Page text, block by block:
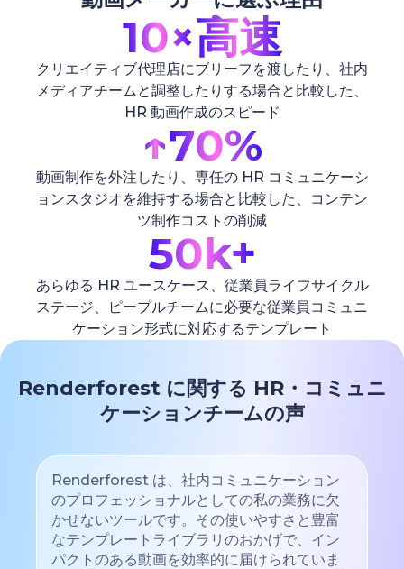
10×高速
クリエイティブ代理店にブリーフを渡したり、社内
メディアチームと調整したりする場合と比較した、
HR 動画作成のスピード
↑70%
動画制作を外注したり、専任の HR コミュニケーシ
ョンスタジオを維持する場合と比較した、コンテン
ツ制作コストの削減
50k+
あらゆる HR ユースケース、従業員ライフサイクル
ステージ、ピープルチームに必要な従業員コミュニ
ケーション形式に対応するテンプレート
Renderforest に関する HR・コミュニ
ケーションチームの声
Renderforest は、社内コミュニケーション
のプロフェッショナルとしての私の業務に欠
かせないツールです。その使いやすさと豊富
なテンプレートライブラリのおかげで、イン
パクトのある動画を効率的に届けられていま